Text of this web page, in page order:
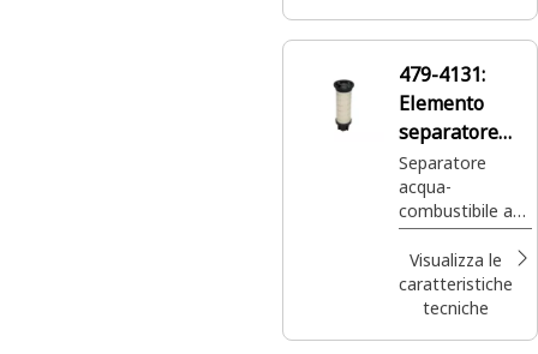
servizio normale
maggiore
capacità e
rapidità di
manutenzione.
479-4131:
Elemento
separatore
d'acqua
Separatore
acqua-
combustibile ad
altissima
efficienza
Visualizza le
caratteristiche
tecniche